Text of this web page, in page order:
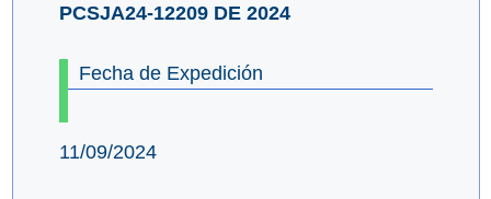
PCSJA24-12209 DE 2024
Fecha de Expedición
11/09/2024